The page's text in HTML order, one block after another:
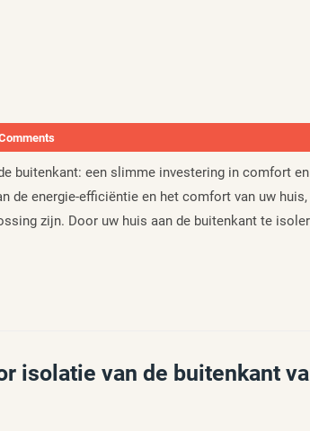
buitenkant: een slimme investering in comfort en
de energie-efficiëntie en het comfort van uw
zijn. Door uw huis aan de buitenkant te
isolatie van de buitenkant